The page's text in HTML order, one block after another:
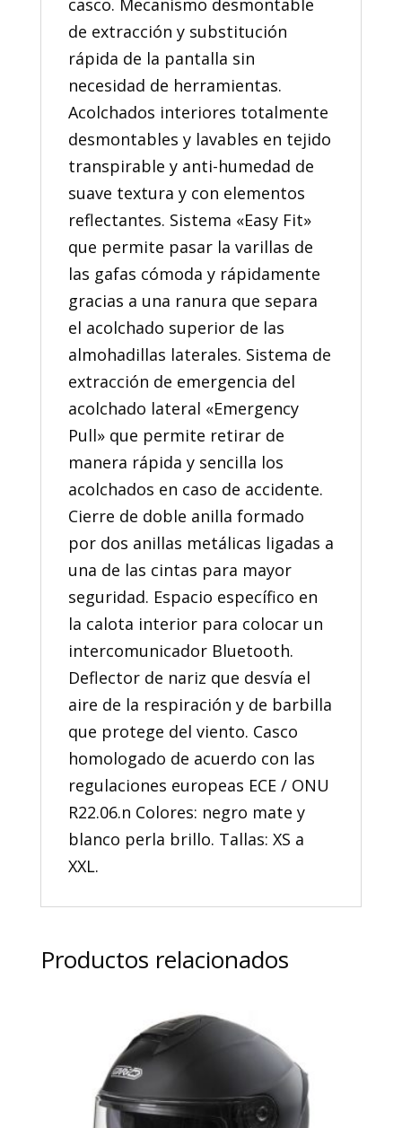
casco. Mecanismo desmontable
de extracción y substitución
rápida de la pantalla sin
necesidad de herramientas.
Acolchados interiores totalmente
desmontables y lavables en tejido
transpirable y anti-humedad de
suave textura y con elementos
reflectantes. Sistema «Easy Fit»
que permite pasar la varillas de
las gafas cómoda y rápidamente
gracias a una ranura que separa
el acolchado superior de las
almohadillas laterales. Sistema de
extracción de emergencia del
acolchado lateral «Emergency
Pull» que permite retirar de
manera rápida y sencilla los
acolchados en caso de accidente.
Cierre de doble anilla formado
por dos anillas metálicas ligadas a
una de las cintas para mayor
seguridad. Espacio específico en
la calota interior para colocar un
intercomunicador Bluetooth.
Deflector de nariz que desvía el
aire de la respiración y de barbilla
que protege del viento. Casco
homologado de acuerdo con las
regulaciones europeas ECE / ONU
R22.06.n Colores: negro mate y
blanco perla brillo. Tallas: XS a
XXL.
Productos relacionados